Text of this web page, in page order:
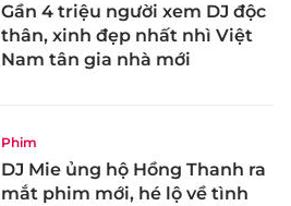
Gần 4 triệu người xem DJ độc
thân, xinh đẹp nhất nhì Việt
Nam tân gia nhà mới
Phim
DJ Mie ủng hộ Hồng Thanh ra
mắt phim mới, hé lộ về tình